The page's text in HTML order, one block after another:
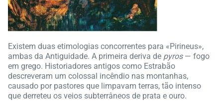
Existem duas etimologias concorrentes para «Pirineus»,
ambas da Antiguidade. A primeira deriva de pyros— fogo
em grego. Historiadores antigos como Estrabão
descreveram um colossal incêndio nas montanhas,
causado por pastores que limpavam terras, tão intenso
que derreteu os veios subterrâneos de prata e ouro.